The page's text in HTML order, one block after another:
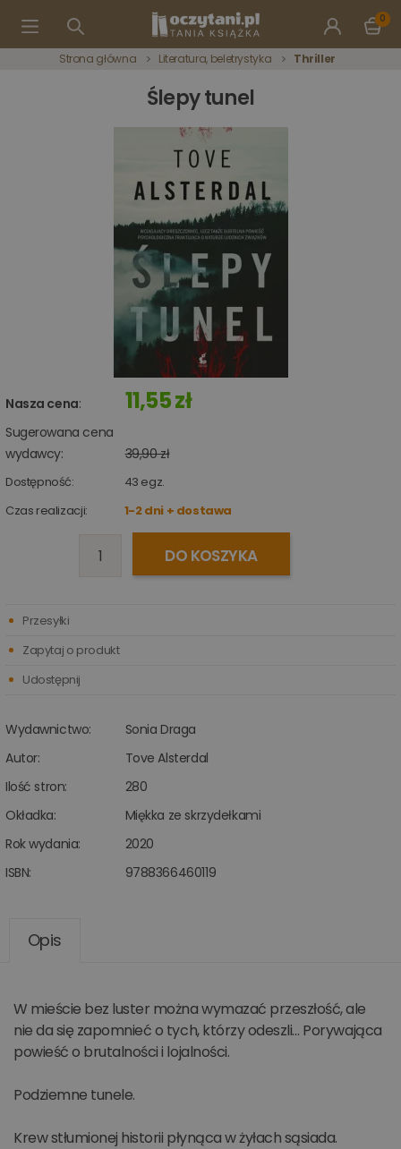
0
Strona główna Literatura, beletrystyka Thriller
Ślepy tunel
Nasza cena: 11,55 zł
Sugerowana cena
wydawcy:
39,90 zł
Dostępność: 43 egz.
Czas realizacji:
1-2 dni + dostawa
DO KOSZYKA
Wydawnictwo:
Sonia Draga
Autor:
Tove Alsterdal
Ilość stron:
280
Okładka:
Miękka ze skrzydełkami
Rok wydania:
2020
ISBN:
9788366460119
Przesyłki
Zapytaj o produkt
Udostępnij
Opis
W mieście bez luster można wymazać przeszłość, ale
nie da się zapomnieć o tych, którzy odeszli… Porywająca
powieść o brutalności i lojalności.
Podziemne tunele.
Krew stłumionej historii płynąca w żyłach sąsiada.